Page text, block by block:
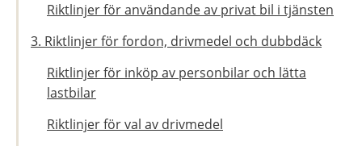
Riktlinjer för användande av privat bil i tjänsten
3. Riktlinjer för fordon, drivmedel och dubbdäck
Riktlinjer för inköp av personbilar och lätta
lastbilar
Riktlinjer för val av drivmedel